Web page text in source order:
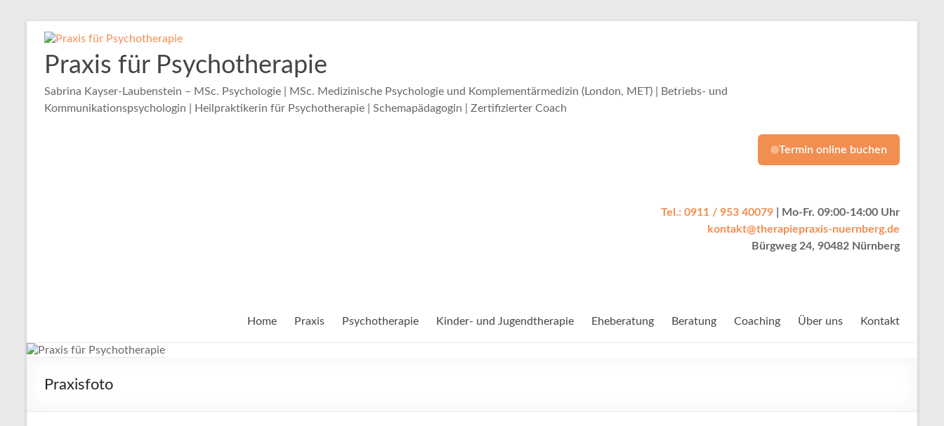
Inhalt
springenPraxis für Psychotherapie
Sabrina Kayser-Laubenstein – MSc. Psychologie | MSc. Medizinische Psychologie und Komplementärmedizin (London, MET) | Betriebs- und
Kommunikationspsychologin | Heilpraktikerin für Psychotherapie | Schemapädagogin | Zertifizierter Coach
Termin online buchen
Tel.: 0911 / 953 40079 | Mo-Fr. 09:00-14:00 Uhr
kontakt@therapiepraxis-nuernberg.de
Bürgweg 24, 90482 Nürnberg
Home Praxis Psychotherapie Kinder- und Jugendtherapie Eheberatung Beratung Coaching Über uns Kontakt
Praxisfoto